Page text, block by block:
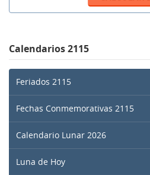
Calendarios 2115
Feriados 2115
Fechas Conmemorativas 2115
Calendario Lunar 2026
Luna de Hoy